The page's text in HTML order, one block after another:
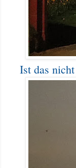
Ist das